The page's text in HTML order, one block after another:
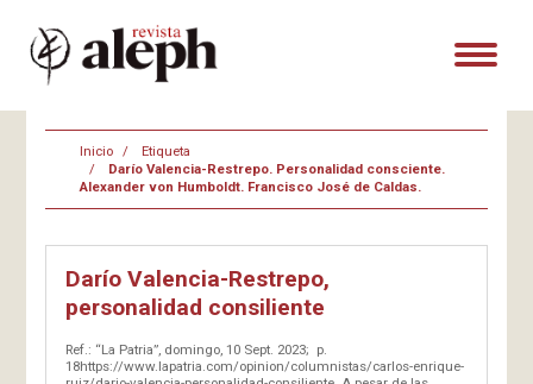
Inicio
Etiqueta
Darío Valencia-Restrepo. Personalidad consciente.
Alexander von Humboldt. Francisco José de Caldas.
Darío Valencia-Restrepo,
personalidad consiliente
Ref.: “La Patria”, domingo, 10 Sept. 2023; p.
18https://www.lapatria.com/opinion/columnistas/carlos-enrique-